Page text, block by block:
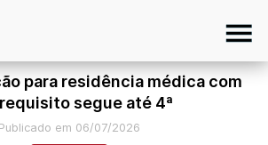
para residência médica com
segue até 4ª
Publicado em 06/07/2026